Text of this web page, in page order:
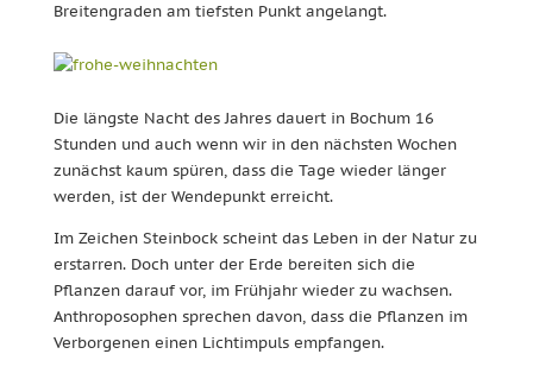
Breitengraden am tiefsten Punkt angelangt.
Die längste Nacht des Jahres dauert in Bochum 16
Stunden und auch wenn wir in den nächsten Wochen
zunächst kaum spüren, dass die Tage wieder länger
werden, ist der Wendepunkt erreicht.
Im Zeichen Steinbock scheint das Leben in der Natur zu
erstarren. Doch unter der Erde bereiten sich die
Pflanzen darauf vor, im Frühjahr wieder zu wachsen.
Anthroposophen sprechen davon, dass die Pflanzen im
Verborgenen einen Lichtimpuls empfangen.